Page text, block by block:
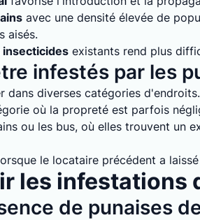
avec une densité élevée de
aisés.
insecticides existants rend plus
infestés par les
dans diverses catégories
où la propreté est parfois
ou les bus, où elles trouvent un
le locataire précédent a
les infestations
de punaises